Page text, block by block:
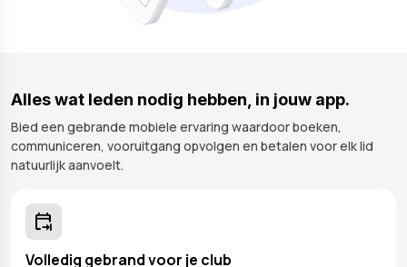
Alles wat leden nodig hebben, in jouw app.
Bied een gebrande mobiele ervaring waardoor boeken,
communiceren, vooruitgang opvolgen en betalen voor elk lid
natuurlijk aanvoelt.
Volledig gebrand voor je club